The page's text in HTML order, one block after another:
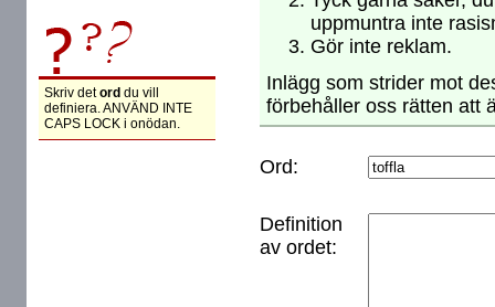
Skriv detord du vill
definiera. ANVÄND INTE
CAPS LOCK i onödan.
uppmuntra inte
Gör inte reklam.
Inlägg som strider mot
förbehåller oss rätten att
Ord:
Definition
av ordet: